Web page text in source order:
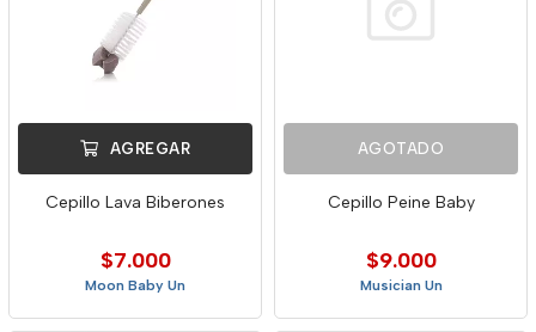
AGREGAR
Cepillo Lava Biberones
$7.000
Moon Baby Un
AGOTADO
Cepillo Peine Baby
$9.000
Musician Un